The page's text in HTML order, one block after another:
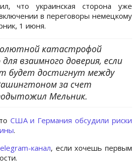
что украинская сторона уже
в переговоры немецкому
1 июня.
катастрофой
взаимного доверия, если
будет достигнут между
за счет
Мельник.
США и Германия обсудили риски
.
канал, если хочешь первым